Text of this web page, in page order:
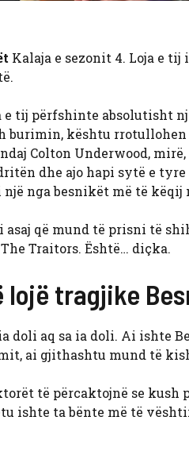
Kalaja e sezonit 4. Loja e
e tij përfshinte absolutisht
burimin, kështu
Colton Underwood,
dhe ajo hapi sytë e
nga besnikët më të këqij
asaj që mund të prisni të
Traitors. Është… diçka.
lojë tragjike
doli aq sa ia doli. Ai ishte
ai gjithashtu mund të
të përcaktojnë se kush
ishte ta bënte më të